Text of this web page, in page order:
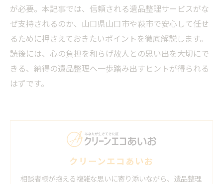
が必要。本記事では、信頼される遺品整理サービスがな
ぜ支持されるのか、山口県山口市や萩市で安心して任せ
るために押さえておきたいポイントを徹底解説します。
読後には、心の負担を和らげ故人との思い出を大切にで
きる、納得の遺品整理へ一歩踏み出すヒントが得られる
はずです。
クリーンエコあいお
相談者様が抱える複雑な思いに寄り添いながら、遺品整理